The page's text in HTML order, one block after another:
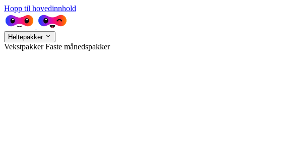
Hopp til hovedinnhold
Heltepakker
VekstpakkerFaste månedspakker